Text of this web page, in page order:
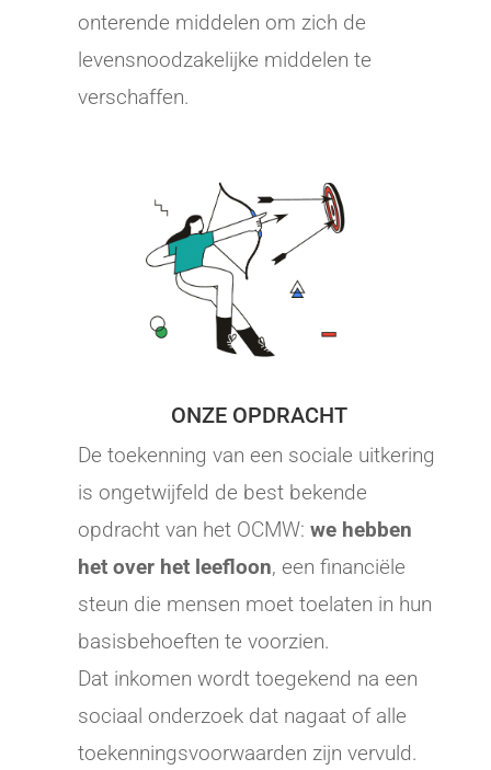
onterende middelen om zich de
levensnoodzakelijke middelen te
verschaffen.
ONZE OPDRACHT
De toekenning van een sociale uitkering
is ongetwijfeld de best bekende
opdracht van het OCMW: we hebben
het over het leefloon, een financiële
steun die mensen moet toelaten in hun
basisbehoeften te voorzien.
Dat inkomen wordt toegekend na een
sociaal onderzoek dat nagaat of alle
toekenningsvoorwaarden zijn vervuld.